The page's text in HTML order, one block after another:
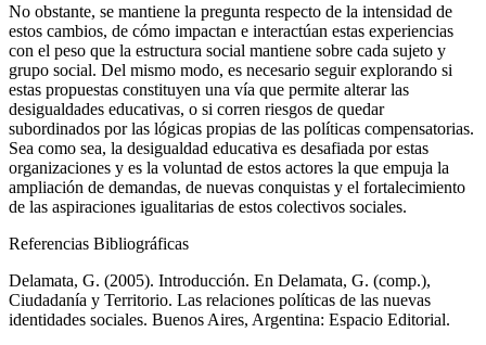
No obstante, se mantiene la pregunta respecto de la intensidad de
estos cambios, de cómo impactan e interactúan estas experiencias
con el peso que la estructura social mantiene sobre cada sujeto y
grupo social. Del mismo modo, es necesario seguir explorando si
estas propuestas constituyen una vía que permite alterar las
desigualdades educativas, o si corren riesgos de quedar
subordinados por las lógicas propias de las políticas compensatorias.
Sea como sea, la desigualdad educativa es desafiada por estas
organizaciones y es la voluntad de estos actores la que empuja la
ampliación de demandas, de nuevas conquistas y el fortalecimiento
de las aspiraciones igualitarias de estos colectivos sociales.
Referencias Bibliográficas
Delamata, G. (2005). Introducción. En Delamata, G. (comp.),
Ciudadanía y Territorio. Las relaciones políticas de las nuevas
identidades sociales. Buenos Aires, Argentina: Espacio Editorial.